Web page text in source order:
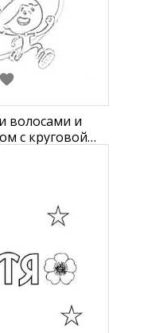
волосами и
с круговой